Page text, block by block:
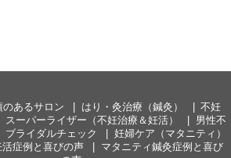
あるサロン はり・灸治療（鍼灸）
不妊
スーパーライザー（不妊治療＆妊活）
男性不
ブライダルチェック
妊婦ケア（マタニティ）
活症例と喜びの声
マタニティ鍼灸症例と喜び